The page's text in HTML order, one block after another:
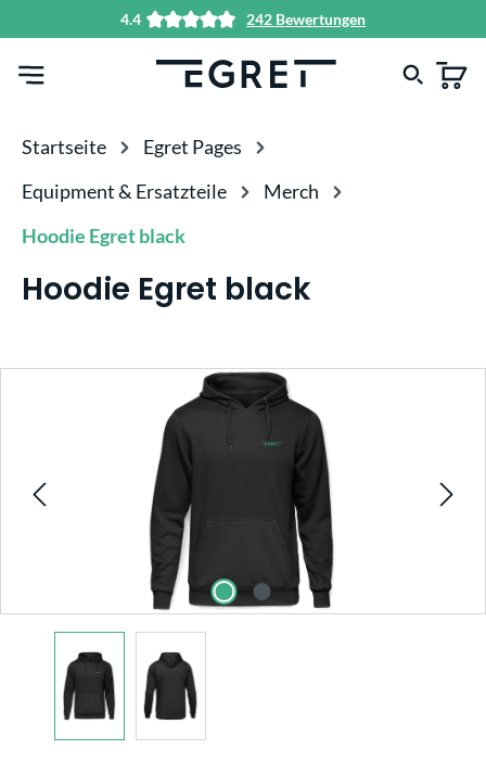
4.4 242 Bewertungen
Startseite
Egret Pages
Equipment & Ersatzteile
Merch
Hoodie Egret black
Hoodie Egret black
Bildergalerie überspringen